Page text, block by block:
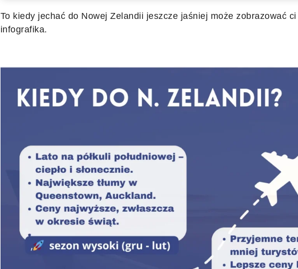
To kiedy jechać do Nowej Zelandii jeszcze jaśniej może zobrazować
infografika.